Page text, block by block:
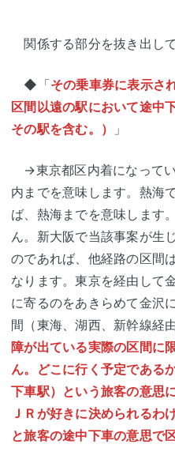
関係する部分を抜き出して
◆「その乗車券に表示さ
区間以遠の駅において途中
その駅を含む。）
」
→東京都区内着になって
内までを意味します。熱海
ば、熱海までを意味します
ん。新大阪で当該事案が生
のであれば、他経路の区間
なります。東京を経由して
に寄るのをあきらめて金沢
間（東海、湖西、新幹線経
障が出ている実際の区間に
ん。どこに行く予定である
下車駅）という旅客の意思
ＪＲが好きに決められるわ
と旅客の途中下車の意思で